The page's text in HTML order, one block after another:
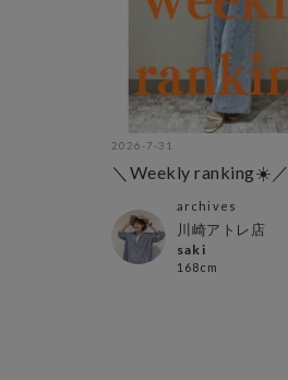
2026-7-31
＼Weekly ranking☀️／
archives
川崎アトレ店
saki
168cm